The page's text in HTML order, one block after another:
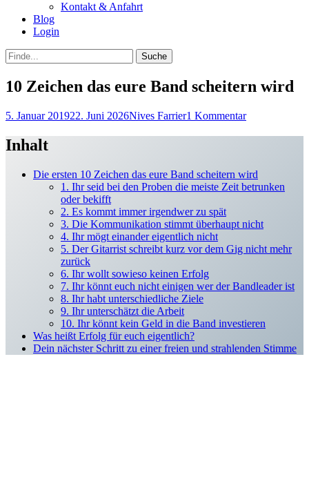
Kontakt & Anfahrt
Blog
Login
bei
der
Suche
Suche
nach:
10 Zeichen das eure Band scheitern wird
Posted
5. Januar 201922. Juni 2026Autor
Nives Farrier1 Kommentar
Inhalt
Die ersten 10 Zeichen das eure Band scheitern wird
1. Ihr seid bei den Proben die meiste Zeit betrunken
oder bekifft
2. Es kommt immer irgendwer zu spät
3. Die Kommunikation stimmt überhaupt nicht
4. Ihr mögt einander eigentlich nicht
5. Der Gitarrist schreibt kurz vor dem Gig nicht mehr
zurück
6. Ihr wollt sowieso keinen Erfolg
7. Ihr könnt euch nicht einigen wer der Bandleader ist
8. Ihr habt unterschiedliche Ziele
9. Ihr unterschätzt die Arbeit
10. Ihr könnt kein Geld in die Band investieren
Was heißt Erfolg für euch eigentlich?
Dein nächster Schritt zu einer freien und strahlenden Stimme